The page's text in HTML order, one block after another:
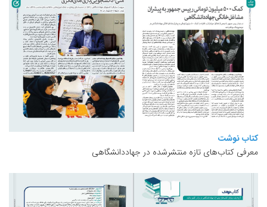
کتاب نوشت
معرفی کتاب‌های تازه منتشرشده در جهاددانشگاهی